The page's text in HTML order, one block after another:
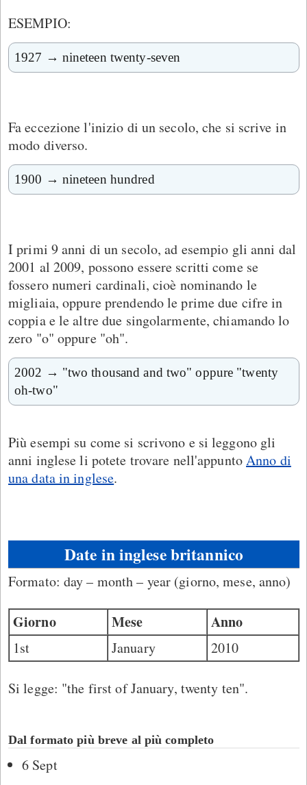
ESEMPIO:
1927 → nineteen twenty-seven
Fa eccezione l'inizio di un secolo, che si scrive in
modo diverso.
1900 → nineteen hundred
I primi 9 anni di un secolo, ad esempio gli anni dal
2001 al 2009, possono essere scritti come se
fossero numeri cardinali, cioè nominando le
migliaia, oppure prendendo le prime due cifre in
coppia e le altre due singolarmente, chiamando lo
zero "o" oppure "oh".
2002 → "two thousand and two" oppure "twenty
oh-two"
Più esempi su come si scrivono e si leggono gli
anni inglese li potete trovare nell'appuntoAnno di
una data in inglese.
Date in inglese britannico
Formato: day – month – year (giorno, mese, anno)
Giorno Mese Anno
1st January 2010
Si legge: "the first of January, twenty ten".
Dal formato più breve al più completo
6 Sept